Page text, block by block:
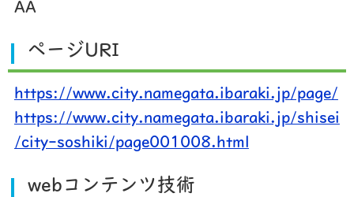
AA
ページURI
https://www.city.namegata.ibaraki.jp/page/
https://www.city.namegata.ibaraki.jp/shisei
/city-soshiki/page001008.html
webコンテンツ技術